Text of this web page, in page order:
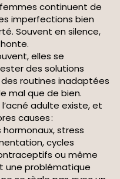
continuent de
imperfections bien
Souvent en silence,
elles se
des solutions
routines inadaptées
mal que de bien.
adulte existe, et
causes :
stress
cycles
ou même
une problématique